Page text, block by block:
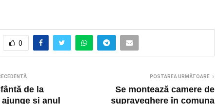
0
de la
și anul
POSTAREA URMĂTOARE
Se montează camere de
supraveghere în comuna